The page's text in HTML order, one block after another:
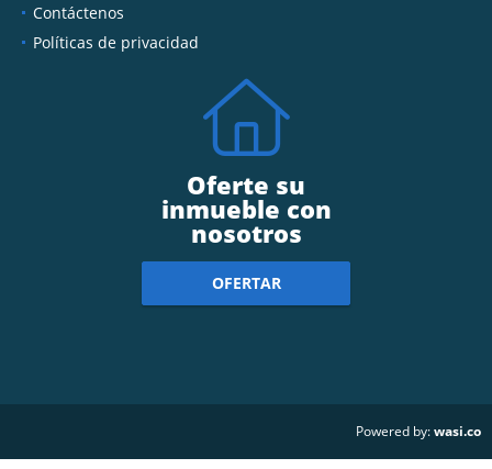
Contáctenos
Políticas de privacidad
Oferte su
inmueble con
nosotros
OFERTAR
Powered by:wasi.co